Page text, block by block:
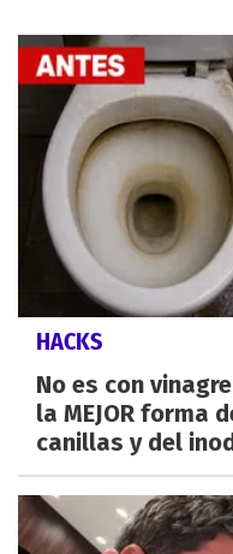
HACKS
No es con
la MEJOR forma
canillas y del